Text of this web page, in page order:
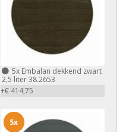
5xEmbalan dekkend zwart
2,5 liter 38.2653
+€ 414,75
5x